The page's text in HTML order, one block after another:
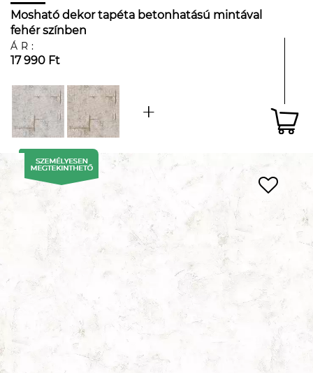
Mosható dekor tapéta betonhatású mintával
fehér színben
ÁR:
17 990 Ft